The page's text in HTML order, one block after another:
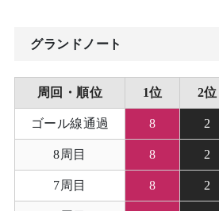
グランドノート
周回・順位 1位 2位
ゴール線通過 8 2
8周目 8 2
7周目 8 2